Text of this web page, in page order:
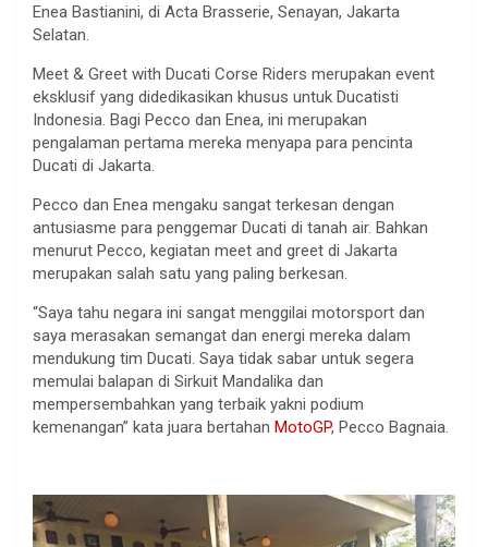
Enea Bastianini, di Acta Brasserie, Senayan, Jakarta
Selatan.
Meet & Greet with Ducati Corse Riders merupakan event
eksklusif yang didedikasikan khusus untuk Ducatisti
Indonesia. Bagi Pecco dan Enea, ini merupakan
pengalaman pertama mereka menyapa para pencinta
Ducati di Jakarta.
Pecco dan Enea mengaku sangat terkesan dengan
antusiasme para penggemar Ducati di tanah air. Bahkan
menurut Pecco, kegiatan meet and greet di Jakarta
merupakan salah satu yang paling berkesan.
“Saya tahu negara ini sangat menggilai motorsport dan
saya merasakan semangat dan energi mereka dalam
mendukung tim Ducati. Saya tidak sabar untuk segera
memulai balapan di Sirkuit Mandalika dan
mempersembahkan yang terbaik yakni podium
kemenangan” kata juara bertahan MotoGP, Pecco Bagnaia.